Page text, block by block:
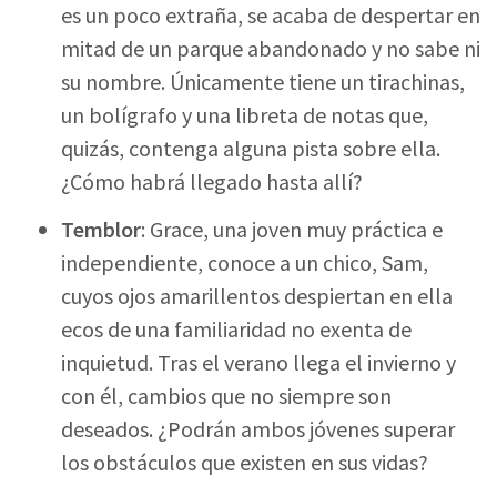
es un poco extraña, se acaba de despertar en
mitad de un parque abandonado y no sabe ni
su nombre. Únicamente tiene un tirachinas,
un bolígrafo y una libreta de notas que,
quizás, contenga alguna pista sobre ella.
¿Cómo habrá llegado hasta allí?
Temblor: Grace, una joven muy práctica e
independiente, conoce a un chico, Sam,
cuyos ojos amarillentos despiertan en ella
ecos de una familiaridad no exenta de
inquietud. Tras el verano llega el invierno y
con él, cambios que no siempre son
deseados. ¿Podrán ambos jóvenes superar
los obstáculos que existen en sus vidas?